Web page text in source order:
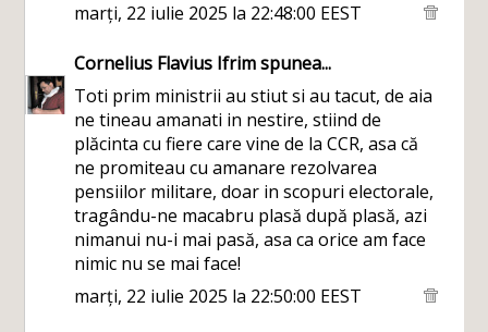
marți, 22 iulie 2025 la 22:48:00 EEST
Cornelius Flavius Ifrimspunea...
Toti prim ministrii au stiut si au tacut, de aia
ne tineau amanati in nestire, stiind de
plăcinta cu fiere care vine de la CCR, asa că
ne promiteau cu amanare rezolvarea
pensiilor militare, doar in scopuri electorale,
tragându-ne macabru plasă după plasă, azi
nimanui nu-i mai pasă, asa ca orice am face
nimic nu se mai face!
marți, 22 iulie 2025 la 22:50:00 EEST